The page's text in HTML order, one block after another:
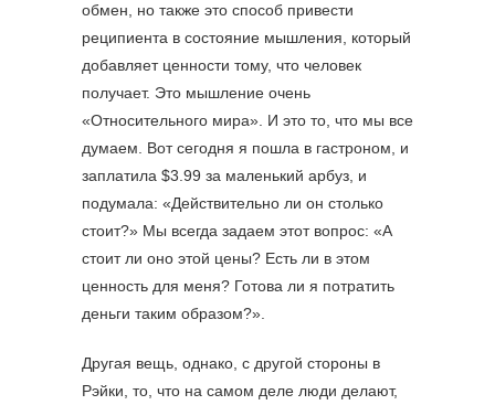
обмен, но также это способ привести
реципиента в состояние мышления, который
добавляет ценности тому, что человек
получает. Это мышление очень
«Относительного мира». И это то, что мы все
думаем. Вот сегодня я пошла в гастроном, и
заплатила $3.99 за маленький арбуз, и
подумала: «Действительно ли он столько
стоит?» Мы всегда задаем этот вопрос: «А
стоит ли оно этой цены? Есть ли в этом
ценность для меня? Готова ли я потратить
деньги таким образом?».
Другая вещь, однако, с другой стороны в
Рэйки, то, что на самом деле люди делают,